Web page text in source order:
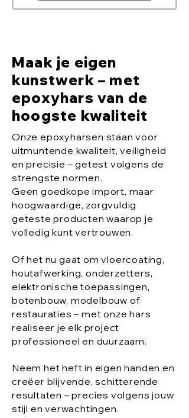
Maak je eigen
kunstwerk – met
epoxyhars van de
hoogste kwaliteit
Onze epoxyharsen staan voor
uitmuntende kwaliteit, veiligheid
en precisie – getest volgens de
strengste normen.
Geen goedkope import, maar
hoogwaardige, zorgvuldig
geteste producten waarop je
volledig kunt vertrouwen.
Of het nu gaat om vloercoating,
houtafwerking, onderzetters,
elektronische toepassingen,
botenbouw, modelbouw of
restauraties – met onze hars
realiseer je elk project
professioneel en duurzaam.
Neem het heft in eigen handen en
creëer blijvende, schitterende
resultaten – precies volgens jouw
stijl en verwachtingen.